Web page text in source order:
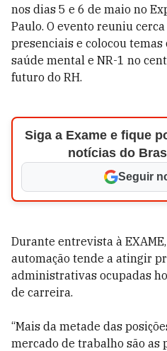
nos dias 5 e 6 de maio no
Paulo. O evento reuniu
presenciais e colocou temas
saúde mental e NR-1 no
futuro do RH.
Siga a Exame e fique
notícias do
Seguir
Durante entrevista à
automação tende a atingir
administrativas ocupadas
de carreira.
“Mais da metade das
mercado de trabalho são as